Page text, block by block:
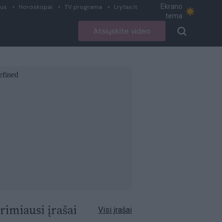
Horoskopai TV programa Lrytas.lt
Ekrano
tema
Atsiųskite video
įrašai Visi įrašai